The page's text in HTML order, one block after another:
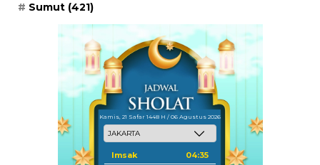
Sumut (421)
Kamis, 21 Safar 1448 H / 06 Agustus 2026
Imsak 04:35